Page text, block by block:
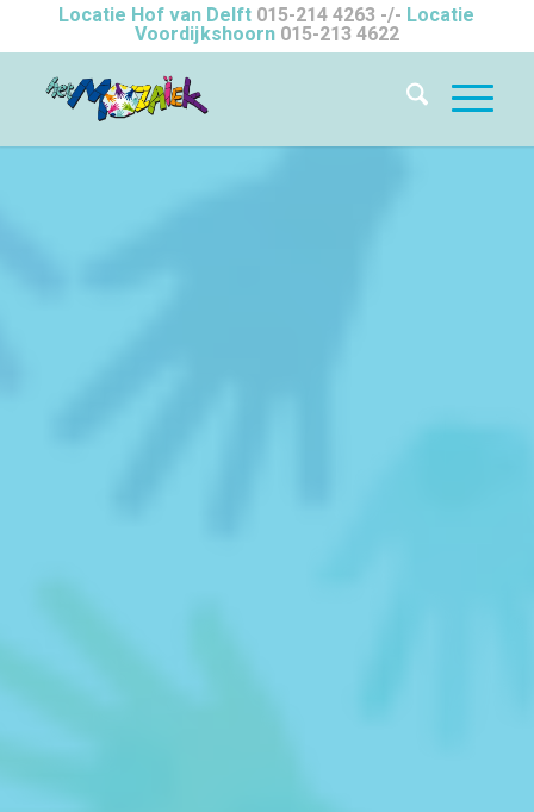
Locatie Hof van Delft 015-214 4263 -/- Locatie
Voordijkshoorn 015-213 4622